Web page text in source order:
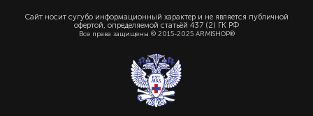
Сайт носит сугубо информационный характер и не является публичной
офертой, определяемой статьёй 437 (2) ГК РФ
Все права защищены © 2015-2025 ARMISHOP®